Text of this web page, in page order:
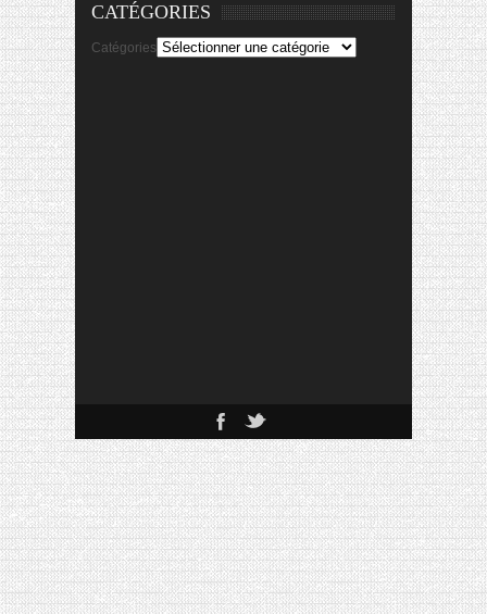
CATÉGORIES
Catégories